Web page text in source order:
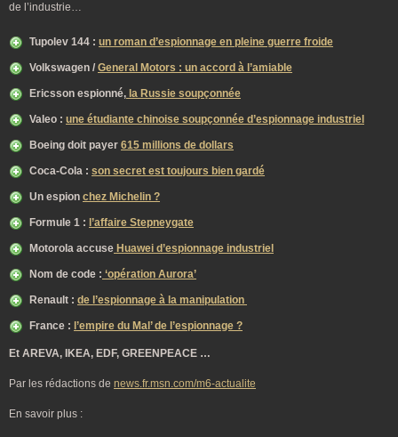
de l’industrie…
Tupolev 144 : un roman d’espionnage en pleine guerre froide
Volkswagen / General Motors : un accord à l’amiable
Ericsson espionné, la Russie soupçonnée
Valeo : une étudiante chinoise soupçonnée d’espionnage industriel
Boeing doit payer 615 millions de dollars
Coca-Cola : son secret est toujours bien gardé
Un espion chez Michelin ?
Formule 1 : l’affaire Stepneygate
Motorola accuse Huawei d’espionnage industriel
Nom de code : ‘opération Aurora’
Renault : de l’espionnage à la manipulation
France : l’empire du Mal’ de l’espionnage ?
Et AREVA, IKEA, EDF, GREENPEACE …
Par les rédactions de news.fr.msn.com/m6-actualite
En savoir plus :